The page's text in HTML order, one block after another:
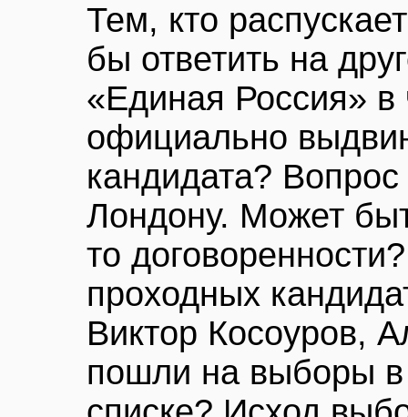
Тем, кто
бы ответить на
«Единая Россия» в
официально
кандидата?
Лондону. Может
то
проходных
Виктор Косоуров,
пошли на выборы в